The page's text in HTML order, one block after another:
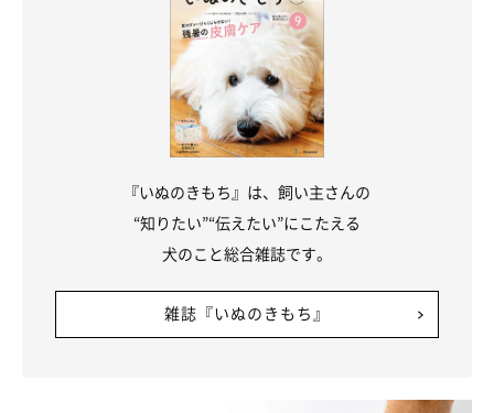
『いぬのきもち』は、飼い主さんの
“知りたい”“伝えたい”にこたえる
犬のこと総合雑誌です。
雑誌『いぬのきもち』